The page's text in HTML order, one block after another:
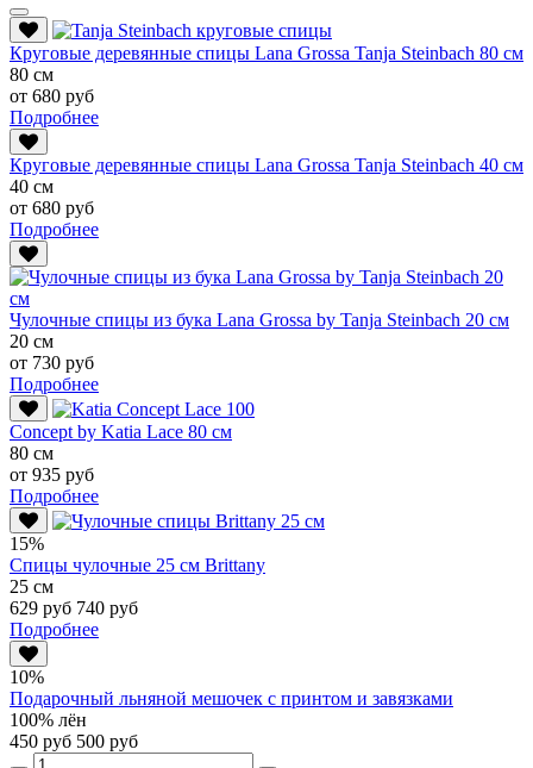
Круговые деревянные спицы Lana Grossa Tanja Steinbach 80 см
80 см
от 680 руб
Подробнее
Круговые деревянные спицы Lana Grossa Tanja Steinbach 40 см
40 см
от 680 руб
Подробнее
Чулочные спицы из бука Lana Grossa by Tanja Steinbach 20 см
20 см
от 730 руб
Подробнее
Conсept by Katia Lace 80 см
80 см
от 935 руб
Подробнее
15%
Спицы чулочные 25 см Brittany
25 см
629 руб 740 руб
Подробнее
10%
Подарочный льняной мешочек с принтом и завязками
100% лён
450 руб 500 руб